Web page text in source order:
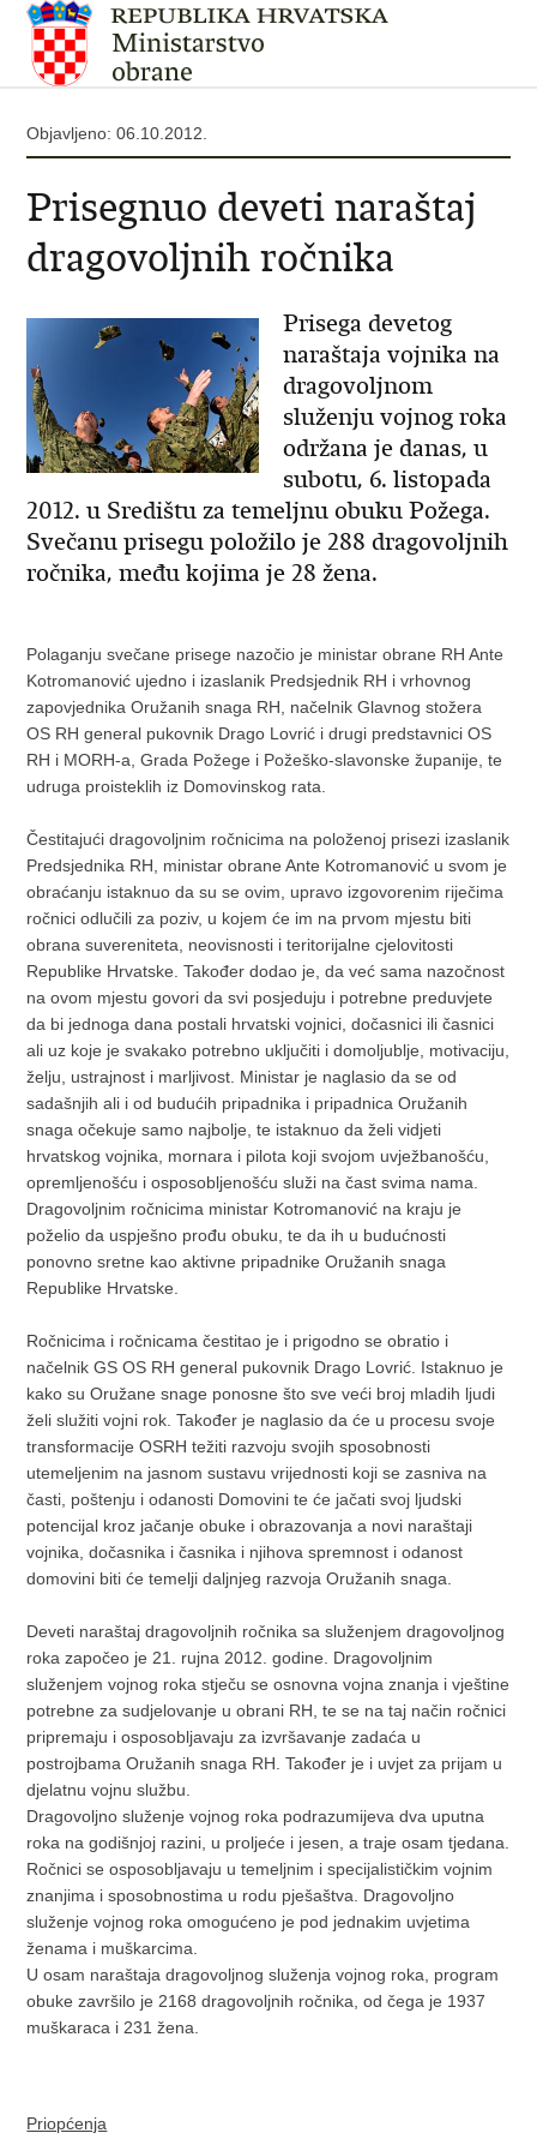
Objavljeno: 06.10.2012.
Prisegnuo deveti naraštaj
dragovoljnih ročnika
Prisega devetog
naraštaja vojnika na
dragovoljnom
služenju vojnog roka
održana je danas, u
subotu, 6. listopada
2012. u Središtu za temeljnu obuku Požega.
Svečanu prisegu položilo je 288 dragovoljnih
ročnika, među kojima je 28 žena.
Polaganju svečane prisege nazočio je ministar obrane RH Ante
Kotromanović ujedno i izaslanik Predsjednik RH i vrhovnog
zapovjednika Oružanih snaga RH, načelnik Glavnog stožera
OS RH general pukovnik Drago Lovrić i drugi predstavnici OS
RH i MORH-a, Grada Požege i Požeško-slavonske županije, te
udruga proisteklih iz Domovinskog rata.
Čestitajući dragovoljnim ročnicima na položenoj prisezi izaslanik
Predsjednika RH, ministar obrane Ante Kotromanović u svom je
obraćanju istaknuo da su se ovim, upravo izgovorenim riječima
ročnici odlučili za poziv, u kojem će im na prvom mjestu biti
obrana suvereniteta, neovisnosti i teritorijalne cjelovitosti
Republike Hrvatske. Također dodao je, da već sama nazočnost
na ovom mjestu govori da svi posjeduju i potrebne preduvjete
da bi jednoga dana postali hrvatski vojnici, dočasnici ili časnici
ali uz koje je svakako potrebno uključiti i domoljublje, motivaciju,
želju, ustrajnost i marljivost. Ministar je naglasio da se od
sadašnjih ali i od budućih pripadnika i pripadnica Oružanih
snaga očekuje samo najbolje, te istaknuo da želi vidjeti
hrvatskog vojnika, mornara i pilota koji svojom uvježbanošću,
opremljenošću i osposobljenošću služi na čast svima nama.
Dragovoljnim ročnicima ministar Kotromanović na kraju je
poželio da uspješno prođu obuku, te da ih u budućnosti
ponovno sretne kao aktivne pripadnike Oružanih snaga
Republike Hrvatske.
Ročnicima i ročnicama čestitao je i prigodno se obratio i
načelnik GS OS RH general pukovnik Drago Lovrić. Istaknuo je
kako su Oružane snage ponosne što sve veći broj mladih ljudi
želi služiti vojni rok. Također je naglasio da će u procesu svoje
transformacije OSRH težiti razvoju svojih sposobnosti
utemeljenim na jasnom sustavu vrijednosti koji se zasniva na
časti, poštenju i odanosti Domovini te će jačati svoj ljudski
potencijal kroz jačanje obuke i obrazovanja a novi naraštaji
vojnika, dočasnika i časnika i njihova spremnost i odanost
domovini biti će temelji daljnjeg razvoja Oružanih snaga.
Deveti naraštaj dragovoljnih ročnika sa služenjem dragovoljnog
roka započeo je 21. rujna 2012. godine. Dragovoljnim
služenjem vojnog roka stječu se osnovna vojna znanja i vještine
potrebne za sudjelovanje u obrani RH, te se na taj način ročnici
pripremaju i osposobljavaju za izvršavanje zadaća u
postrojbama Oružanih snaga RH. Također je i uvjet za prijam u
djelatnu vojnu službu.
Dragovoljno služenje vojnog roka podrazumijeva dva uputna
roka na godišnjoj razini, u proljeće i jesen, a traje osam tjedana.
Ročnici se osposobljavaju u temeljnim i specijalističkim vojnim
znanjima i sposobnostima u rodu pješaštva. Dragovoljno
služenje vojnog roka omogućeno je pod jednakim uvjetima
ženama i muškarcima.
U osam naraštaja dragovoljnog služenja vojnog roka, program
obuke završilo je 2168 dragovoljnih ročnika, od čega je 1937
muškaraca i 231 žena.
Priopćenja